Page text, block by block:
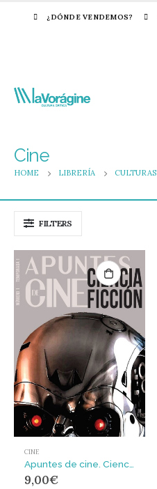
¿DÓNDE VENDEMOS?
Cine
HOME LIBRERÍA CULTURAS
FILTERS
CINE
9,00€